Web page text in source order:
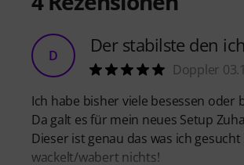
D Der stabilste den
Doppler
Ich habe bisher viele besessen
Da galt es für mein neues Setup
Dieser ist genau das was ich
wackelt/wabert nichts!